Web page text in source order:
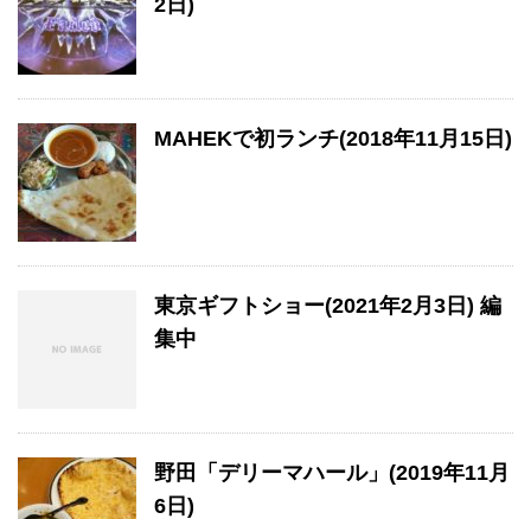
MAHEKで初ランチ(2018年11月15日)
東京ギフトショー(2021年2月3日) 編
集中
野田「デリーマハール」(2019年11月
6日)